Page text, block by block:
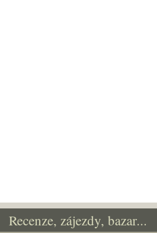
Recenze, zájezdy, bazar...